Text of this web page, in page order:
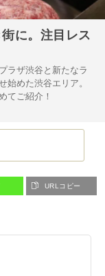
に。注目レス
ラザ渋谷と新たなラ
始めた渋谷エリア。
てご紹介！
URLコピー